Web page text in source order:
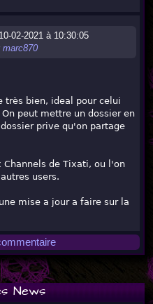
02-2021 à 10:30:05
marc870
très bien, ideal pour celui
peut mettre un dossier en
prive qu'on partage
Channels de Tixati, ou l'on
users.
mise a jour a faire sur la
News